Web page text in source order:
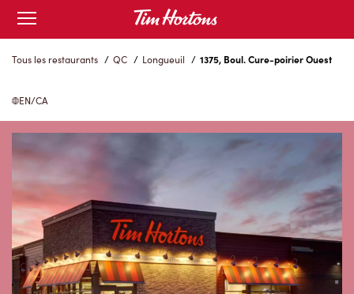
Skip
Content
Open
mobile
menu
Tous les restaurants / QC / Longueuil / 1375, Boul. Cure-poirier Ouest
EN/CA